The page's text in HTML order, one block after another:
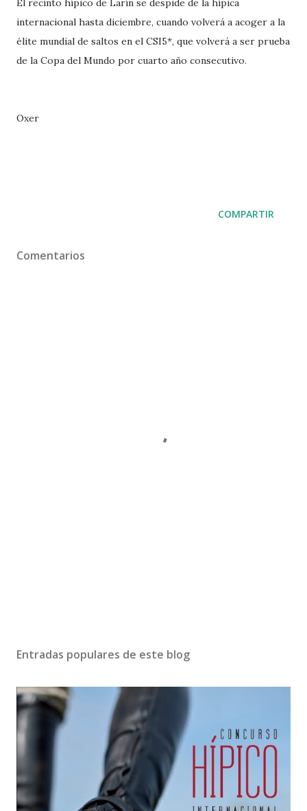
El recinto hípico de Larín se despide de la hípica
internacional hasta diciembre, cuando volverá a acoger a la
élite mundial de saltos en el CSI5*, que volverá a ser prueba
de la Copa del Mundo por cuarto año consecutivo.
Oxer
COMPARTIR
Comentarios
Entradas populares de este blog